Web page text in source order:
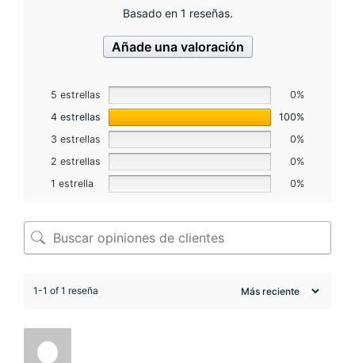
Basado en 1 reseñas.
Añade una valoración
5 estrellas
0%
4 estrellas
100%
3 estrellas
0%
2 estrellas
0%
1 estrella
0%
1-1 of 1 reseña